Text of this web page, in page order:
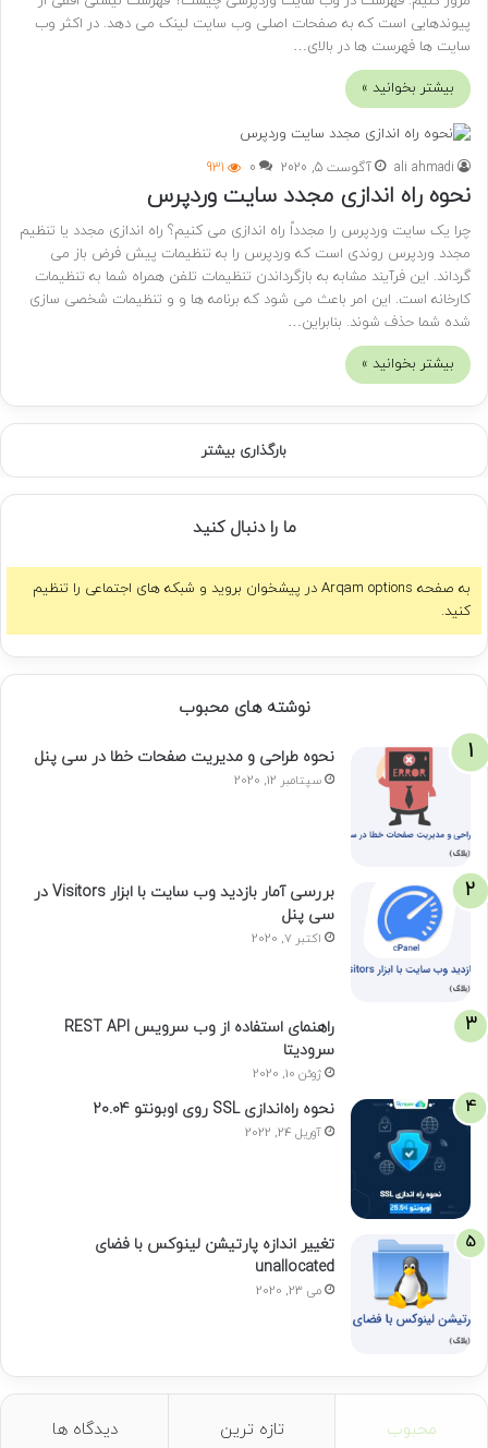
پیوندهایی است که به صفحات اصلی وب سایت لینک می دهد. در اکثر وب
سایت ها فهرست ها در بالای…
بیشتر بخوانید »
ali ahmadi آگوست 5, 2020 0
931
نحوه راه اندازی مجدد سایت وردپرس
چرا یک سایت وردپرس را مجدداً راه اندازی می کنیم؟ راه اندازی مجدد یا تنظیم
مجدد وردپرس روندی است که وردپرس را به تنظیمات پیش فرض باز می
گرداند. این فرآیند مشابه به بازگرداندن تنظیمات تلفن همراه شما به تنظیمات
کارخانه است. این امر باعث می شود که برنامه ها و و تنظیمات شخصی سازی
شده شما حذف شوند. بنابراین…
بیشتر بخوانید »
بارگذاری بیشتر
ما را دنبال کنید
به صفحه Arqam options در پیشخوان بروید و شبکه های اجتماعی را تنظیم
کنید.
نوشته های محبوب
نحوه طراحی و مدیریت صفحات خطا در سی پنل
سپتامبر 12, 2020
بررسی آمار بازدید وب سایت با ابزار Visitors در
سی پنل
اکتبر 7, 2020
راهنمای استفاده از وب سرویس REST API
سرودیتا
ژوئن 10, 2020
نحوه راه‌اندازی SSL روی اوبونتو 20.04
آوریل 24, 2022
تغییر اندازه پارتیشن لینوکس با فضای
unallocated
می 23, 2020
محبوب تازه ترین دیدگاه ها